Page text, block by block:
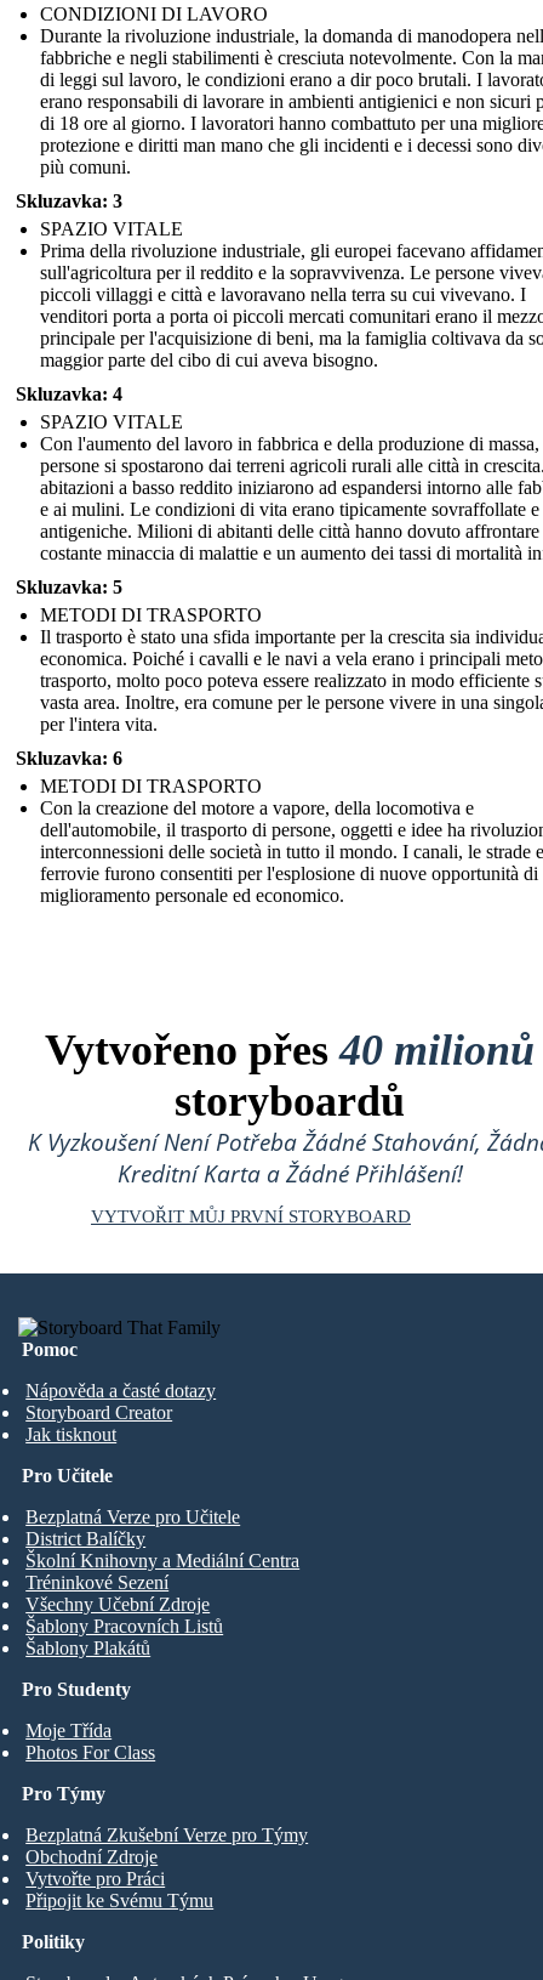
CONDIZIONI DI LAVORO
Durante la rivoluzione industriale, la domanda di manodopera
fabbriche e negli stabilimenti è cresciuta notevolmente. Con la
di leggi sul lavoro, le condizioni erano a dir poco brutali. I
erano responsabili di lavorare in ambienti antigienici e non sicuri
di 18 ore al giorno. I lavoratori hanno combattuto per una
protezione e diritti man mano che gli incidenti e i decessi sono
più comuni.
Skluzavka: 3
SPAZIO VITALE
Prima della rivoluzione industriale, gli europei facevano
sull'agricoltura per il reddito e la sopravvivenza. Le persone
piccoli villaggi e città e lavoravano nella terra su cui vivevano. I
venditori porta a porta oi piccoli mercati comunitari erano il
principale per l'acquisizione di beni, ma la famiglia coltivava da
maggior parte del cibo di cui aveva bisogno.
Skluzavka: 4
SPAZIO VITALE
Con l'aumento del lavoro in fabbrica e della produzione di massa,
persone si spostarono dai terreni agricoli rurali alle città in
abitazioni a basso reddito iniziarono ad espandersi intorno alle
e ai mulini. Le condizioni di vita erano tipicamente sovraffollate e
antigeniche. Milioni di abitanti delle città hanno dovuto affrontare
costante minaccia di malattie e un aumento dei tassi di mortalità
Skluzavka: 5
METODI DI TRASPORTO
Il trasporto è stato una sfida importante per la crescita sia
economica. Poiché i cavalli e le navi a vela erano i principali
trasporto, molto poco poteva essere realizzato in modo efficiente
vasta area. Inoltre, era comune per le persone vivere in una
per l'intera vita.
Skluzavka: 6
METODI DI TRASPORTO
Con la creazione del motore a vapore, della locomotiva e
dell'automobile, il trasporto di persone, oggetti e idee ha
interconnessioni delle società in tutto il mondo. I canali, le strade
ferrovie furono consentiti per l'esplosione di nuove opportunità di
miglioramento personale ed economico.
Vytvořeno přes40 milionů
storyboardů
K Vyzkoušení Není Potřeba Žádné Stahování,
Kreditní Karta a Žádné Přihlášení!
VYTVOŘIT MŮJ PRVNÍ STORYBOARD
Pomoc
Nápověda a časté dotazy
Storyboard Creator
Jak tisknout
Pro Studenty
Moje Třída
Photos For Class
Pro Učitele
Bezplatná Verze pro Učitele
District Balíčky
Školní Knihovny a Mediální Centra
Tréninkové Sezení
Všechny Učební Zdroje
Šablony Pracovních Listů
Šablony Plakátů
Pro Týmy
Bezplatná Zkušební Verze pro Týmy
Obchodní Zdroje
Vytvořte pro Práci
Připojit ke Svému Týmu
Politiky